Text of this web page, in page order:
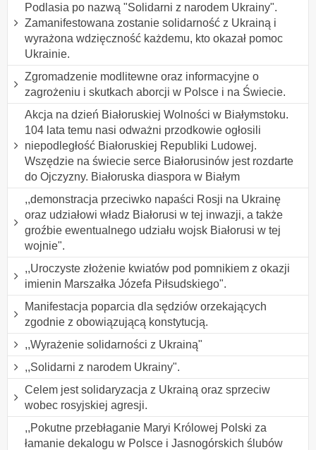
Podlasia po nazwą "Solidarni z narodem Ukrainy".
Zamanifestowana zostanie solidarność z Ukrainą i
wyrażona wdzięczność każdemu, kto okazał pomoc
Ukrainie.
Zgromadzenie modlitewne oraz informacyjne o
zagrożeniu i skutkach aborcji w Polsce i na Świecie.
Akcja na dzień Białoruskiej Wolności w Białymstoku.
104 lata temu nasi odważni przodkowie ogłosili
niepodległość Białoruskiej Republiki Ludowej.
Wszędzie na świecie serce Białorusinów jest rozdarte
do Ojczyzny. Białoruska diaspora w Białym
,,demonstracja przeciwko napaści Rosji na Ukrainę
oraz udziałowi władz Białorusi w tej inwazji, a także
groźbie ewentualnego udziału wojsk Białorusi w tej
wojnie".
,,Uroczyste złożenie kwiatów pod pomnikiem z okazji
imienin Marszałka Józefa Piłsudskiego".
Manifestacja poparcia dla sędziów orzekających
zgodnie z obowiązującą konstytucją.
,,Wyrażenie solidarności z Ukrainą"
,,Solidarni z narodem Ukrainy".
Celem jest solidaryzacja z Ukrainą oraz sprzeciw
wobec rosyjskiej agresji.
,,Pokutne przebłaganie Maryi Królowej Polski za
łamanie dekalogu w Polsce i Jasnogórskich ślubów